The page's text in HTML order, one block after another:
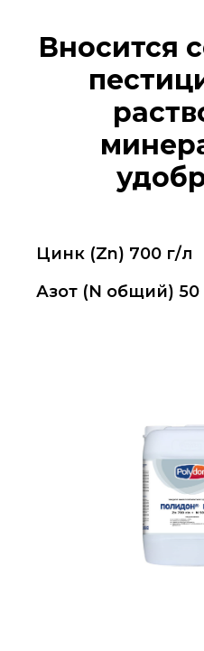
Вносится
Цинк (Zn) 700 г/л
Азот (N общий) 50